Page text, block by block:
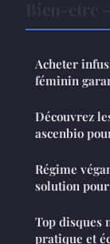
Acheter
féminin
Découvrez
ascenbio
Régime
solution
Top disques
pratique et